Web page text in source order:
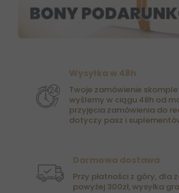
Wysyłka w 48h
Twoje zamówienie
wyślemy w ciągu 48h od
przyjęcia zamówienia do
dotyczy pasz i
Darmowa dostawa
Przy płatności z góry, dla
powyżej 300zł, wysyłka